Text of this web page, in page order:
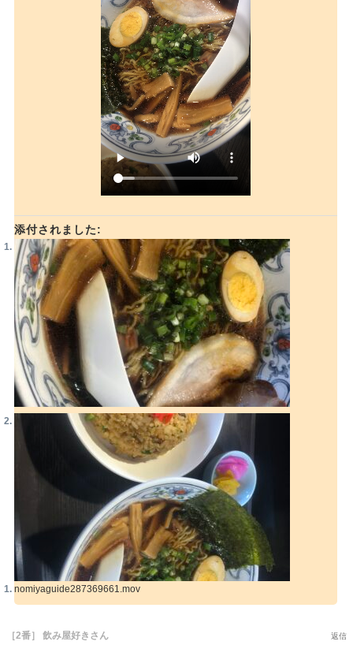
添付されました:
nomiyaguide287369661.mov
［2番］ 飲み屋好きさん 返信